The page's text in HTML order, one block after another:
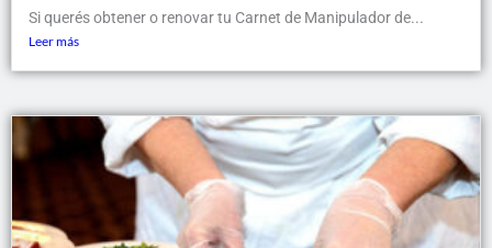
Si querés obtener o renovar tu Carnet de Manipulador de...
Leer más